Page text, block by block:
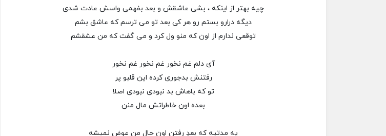
چیه بهتر از اینکه ، بشی عاشقش و بعد بفهمی واسش عادت شدی
دیگه درارو بستم رو هر کی بعد تو می ترسم که عاشق بشم
توقعی ندارم از اون که منو ول کرد و می گفت که من عشقشم
آی دلم غم نخور غم نخور غم نخور
رفتنش بدجوری کرده این قلبو پر
تو که باهاش بد نبودی نبودی اصلا
بعده اون خاطراتش مال منن
یه مدتیه که بعدِ رفتنِ اون حال من عوض نمیشه